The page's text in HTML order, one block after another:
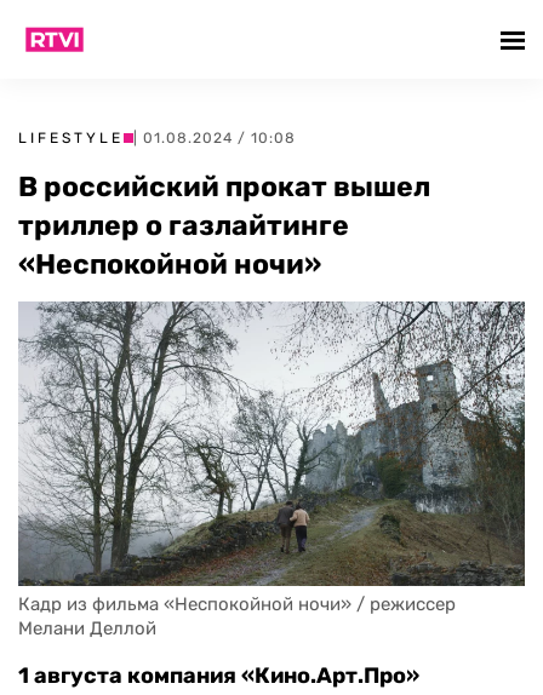
LIFESTYLE | 01.08.2024 / 10:08
В российский прокат вышел
триллер о газлайтинге
«Неспокойной ночи»
Кадр из фильма «Неспокойной ночи» / режиссер
Мелани Деллой
1 августа компания «Кино.Арт.Про»